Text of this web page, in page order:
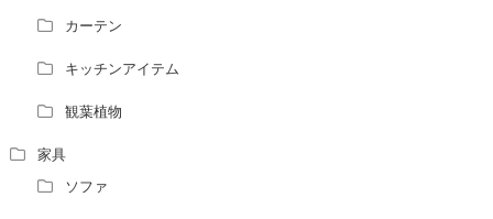
風水師になるには、どんな勉強をすればいいですか？
カーテン
キッチンアイテム
観葉植物
家具
ソファ